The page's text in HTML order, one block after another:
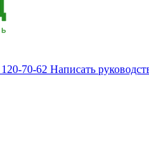
70-62 Написать